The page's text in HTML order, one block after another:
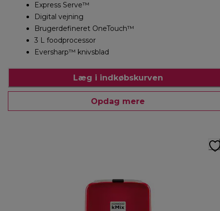
Express Serve™
Digital vejning
Brugerdefineret OneTouch™
3 L foodprocessor
Eversharp™ knivsblad
Læg i indkøbskurven
Opdag mere